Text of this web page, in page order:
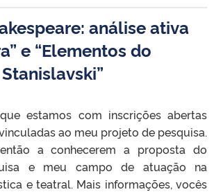
análise ativa
e “Elementos do
estamos com inscrições abertas
ao meu projeto de pesquisa.
a conhecerem a proposta do
e meu campo de atuação na
e teatral. Mais informações, vocês